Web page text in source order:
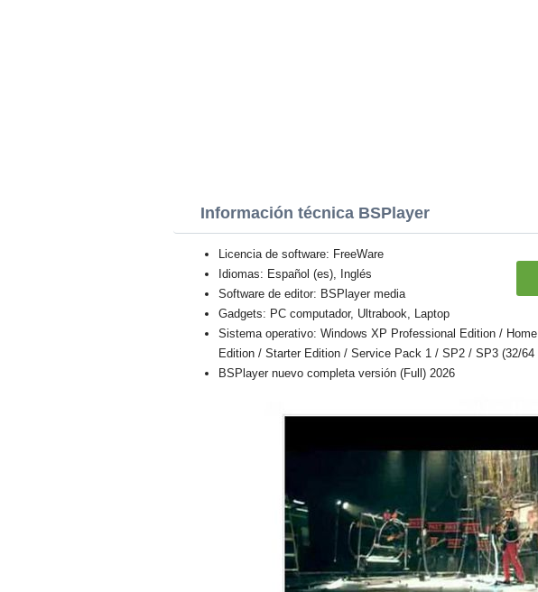
Información técnica BSPlayer
Licencia de software: FreeWare
Idiomas: Español (es), Inglés
Software de editor: BSPlayer media
Gadgets: PC computador, Ultrabook, Laptop
Sistema operativo: Windows XP Professional Edition /
Edition / Starter Edition / Service Pack 1 / SP2 / SP3 (32/64
BSPlayer nuevo completa versión (Full) 2026